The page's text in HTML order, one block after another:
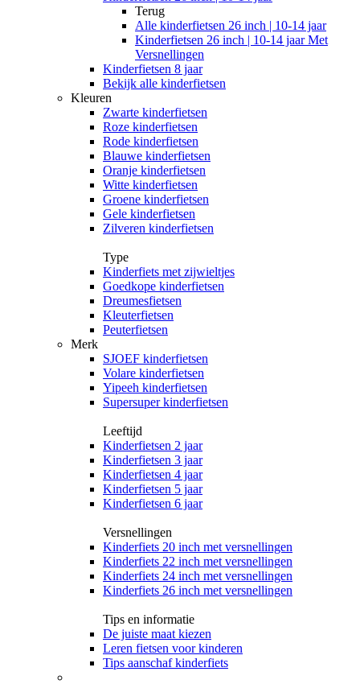
Terug
Alle kinderfietsen 26 inch | 10-14 jaar
Kinderfietsen 26 inch | 10-14 jaar Met
Versnellingen
Kinderfietsen 8 jaar
Bekijk alle kinderfietsen
Kleuren
Zwarte kinderfietsen
Roze kinderfietsen
Rode kinderfietsen
Blauwe kinderfietsen
Oranje kinderfietsen
Witte kinderfietsen
Groene kinderfietsen
Gele kinderfietsen
Zilveren kinderfietsen
Type
Kinderfiets met zijwieltjes
Goedkope kinderfietsen
Dreumesfietsen
Kleuterfietsen
Peuterfietsen
Merk
SJOEF kinderfietsen
Volare kinderfietsen
Yipeeh kinderfietsen
Supersuper kinderfietsen
Leeftijd
Kinderfietsen 2 jaar
Kinderfietsen 3 jaar
Kinderfietsen 4 jaar
Kinderfietsen 5 jaar
Kinderfietsen 6 jaar
Versnellingen
Kinderfiets 20 inch met versnellingen
Kinderfiets 22 inch met versnellingen
Kinderfiets 24 inch met versnellingen
Kinderfiets 26 inch met versnellingen
Tips en informatie
De juiste maat kiezen
Leren fietsen voor kinderen
Tips aanschaf kinderfiets